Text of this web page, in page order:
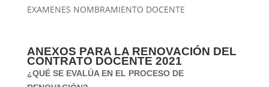
EXAMENES NOMBRAMIENTO DOCENTE
ANEXOS PARA LA RENOVACIÓN DEL
CONTRATO DOCENTE 2021
¿QUÉ SE EVALÚA EN EL PROCESO DE